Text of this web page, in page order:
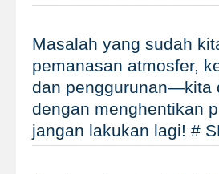
Masalah yang sudah
pemanasan atmosfer,
dan penggurunan—kita
dengan menghentikan
jangan lakukan lagi! #